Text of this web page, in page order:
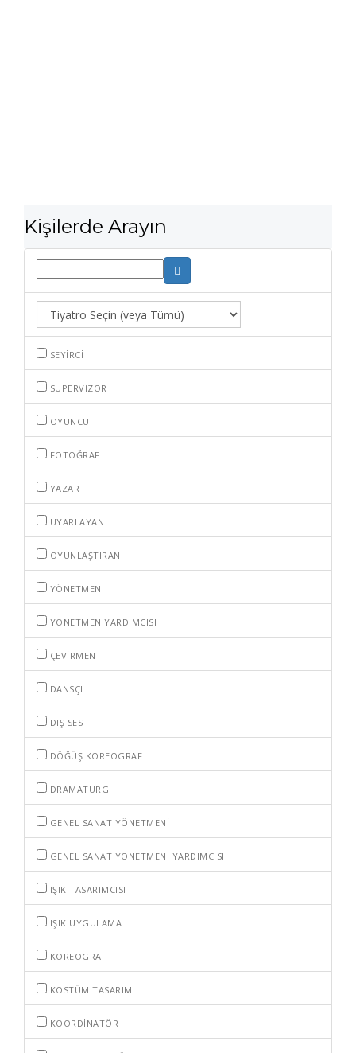
Kişilerde Arayın
SEYIRCI
SÜPERVIZÖR
OYUNCU
FOTOĞRAF
YAZAR
UYARLAYAN
OYUNLAŞTIRAN
YÖNETMEN
YÖNETMEN YARDIMCISI
ÇEVIRMEN
DANSÇI
DIŞ SES
DÖĞÜŞ KOREOGRAF
DRAMATURG
GENEL SANAT YÖNETMENI
GENEL SANAT YÖNETMENI YARDIMCISI
IŞIK TASARIMCISI
IŞIK UYGULAMA
KOREOGRAF
KOSTÜM TASARIM
KOORDINATÖR